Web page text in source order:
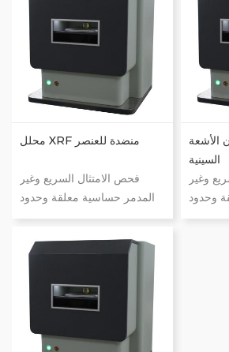
إذا كان سائلًا أو صلبًا أو مسحوقًا
سواء كانت أوراق الشجر ، أو
البلاستيك ، أو الزيت ، أو
الجرانيت ، أو الزجاج ... النطاق
الأولي: Na-U
مسحوقًا
الشجر ,
زجاج
محلل XRF منضدة للعنصر
فحص الامتثال السريع وغير
المدمر حساسية معلقة وحدود
الكشف دقة ودقة ملحوظة
إتقان المجهول بغض النظر عما
إذا كان سائلًا , صلبًا أو مسحوقًا
سواء كانت أوراق الشجر ,
بلاستيك , زيت , جرانيت أو زجاج
الأشعة
السينية
وغير
وحدود
ملحوظة